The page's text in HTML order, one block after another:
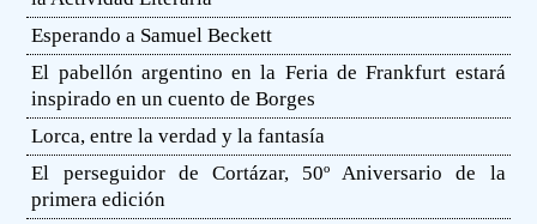
Esperando a Samuel Beckett
El pabellón argentino en la Feria de Frankfurt estará
inspirado en un cuento de Borges
Lorca, entre la verdad y la fantasía
El perseguidor de Cortázar, 50º Aniversario de la
primera edición